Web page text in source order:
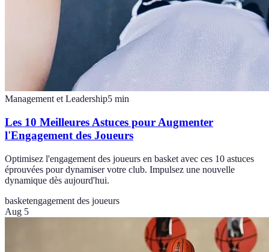
Management et Leadership5 min
Les 10 Meilleures Astuces pour Augmenter
l'Engagement des Joueurs
Optimisez l'engagement des joueurs en basket avec ces 10 astuces
éprouvées pour dynamiser votre club. Impulsez une nouvelle
dynamique dès aujourd'hui.
basketengagement des joueurs
Aug 5